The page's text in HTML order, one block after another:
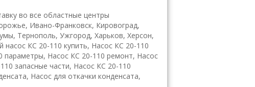
во все областные центры
Ивано-Франковск, Кировоград,
Тернополь, Ужгород, Харьков, Херсон,
КС 20-110 купить, Насос КС 20-110
параметры, Насос КС 20-110 ремонт, Насос
запасные части, Насос КС 20-110
Насос для откачки конденсата,